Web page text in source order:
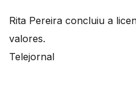
Rita Pereira concluiu a
valores.
Telejornal